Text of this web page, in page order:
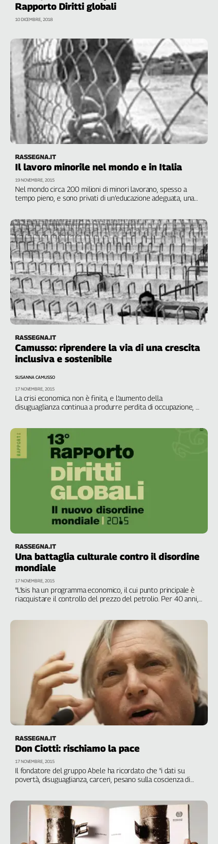
Liguria
Piemonte
Puglia
Sardegna
Sicilia
Toscana
Trentino
Umbria
Valle
D'Aosta
Archivio
Storico
1955-
2014
Cerca
Contatti
La
redazione
Social
Rapporto Diritti globali
10 DICEMBRE, 2018
RASSEGNA.IT
Il lavoro minorile nel mondo e in Italia
Nel mondo circa 200 milioni di minori lavorano, spesso a
tempo pieno, e sono privati di un’educazione adeguata, una
19 NOVEMBRE, 2015
RASSEGNA.IT
Camusso: riprendere la via di una crescita
inclusiva e sostenibile
La crisi economica non è finita, e l’aumento della
disuguaglianza continua a produrre perdita di occupazione, di
lavoro
SUSANNA CAMUSSO
17 NOVEMBRE, 2015
RASSEGNA.IT
Una battaglia culturale contro il disordine
mondiale
"L'Isis ha un programma economico, il cui punto principale è
riacquistare il controllo del prezzo del petrolio. Per 40 anni,
17 NOVEMBRE, 2015
RASSEGNA.IT
Don Ciotti: rischiamo la pace
Il fondatore del gruppo Abele ha ricordato che "i dati su
povertà, disuguaglianza, carceri, pesano sulla coscienza di
17 NOVEMBRE, 2015